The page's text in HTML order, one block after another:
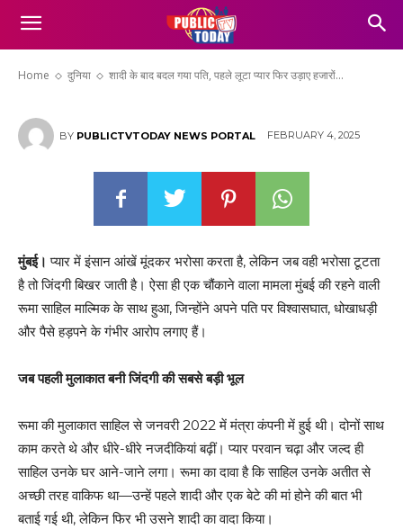
Home दुनिया शादी के बाद बदल गया पति, पहले लूटा प्यार फिर उड़ाए हजारों...
उड़ाए हजारों रुपये, पीड़िता ने मीडिया के माध्यम से
लगाई न्याय की गुहार
BY PUBLICTVTODAY NEWS PORTAL FEBRUARY 4, 2025
मुंबई। प्यार में इंसान आंखें मूंदकर भरोसा करता है, लेकिन जब वही भरोसा टूटता
है तो जिंदगी बिखर जाती है। ऐसा ही एक चौंकाने वाला मामला मुंबई की रहने वाली
रूमा साहिल माल्मिक के साथ हुआ, जिन्होंने अपने पति पर विश्वासघात, धोखाधड़ी
और पैसे हड़पने के गंभीर आरोप लगाए हैं।
जब पहली मुलाकात बनी जिंदगी की सबसे बड़ी भूल
रूमा की मुलाकात साहिल से जनवरी 2022 में मंत्रा कंपनी में हुई थी। दोनों साथ
काम करते थे और धीरे-धीरे नजदीकियां बढ़ीं। प्यार परवान चढ़ा और जल्द ही
साहिल उनके घर आने-जाने लगा। रूमा का दावा है कि साहिल उनके अतीत से
अच्छी तरह वाकिफ था—उन्हें पहले शादी और एक बेटे की मां होने की बात भी
बताई गई थी, लेकिन फिर भी उसने शादी का वादा किया।